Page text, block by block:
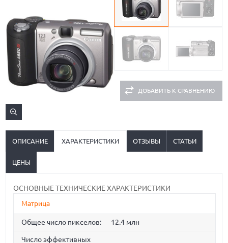
ДОБАВИТЬ К СРАВНЕНИЮ
ОПИСАНИЕ ХАРАКТЕРИСТИКИ ОТЗЫВЫ СТАТЬИ
ЦЕНЫ
ОСНОВНЫЕ ТЕХНИЧЕСКИЕ ХАРАКТЕРИСТИКИ
Матрица
Общее число пикселов: 12.4 млн
Число эффективных